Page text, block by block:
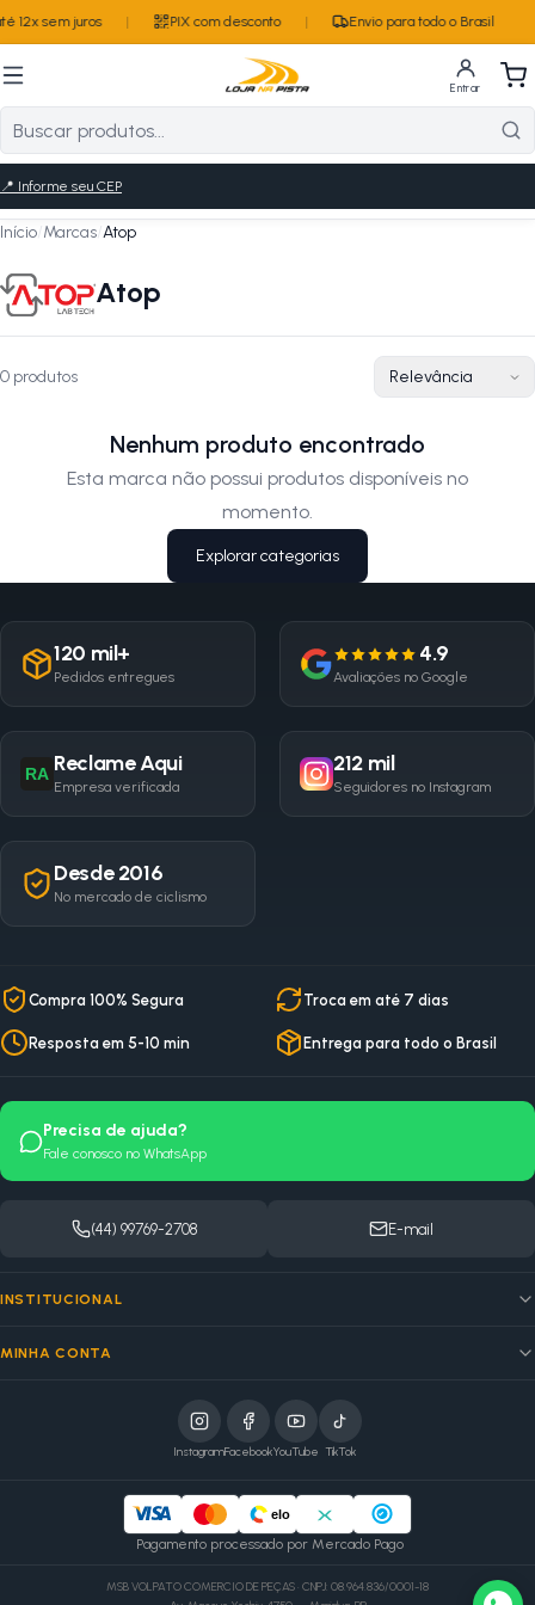
12x sem juros | PIX com desconto | Envio para todo o Brasil
Entrar
📍 Informe seu CEP
Início/Marcas/Atop
Atop
0 produtos
Nenhum produto encontrado
Esta marca não possui produtos disponíveis no
momento.
Explorar categorias
120 mil+
Pedidos entregues
4.9
Avaliações no Google
RA Reclame Aqui
Empresa verificada
212 mil
Seguidores no Instagram
Desde 2016
No mercado de ciclismo
Compra 100% Segura Troca em até 7 dias
Resposta em 5-10 min Entrega para todo o Brasil
Precisa de ajuda?
Fale conosco no WhatsApp
(44) 99769-2708 E-mail
INSTITUCIONAL
MINHA CONTA
InstagramFacebookYouTube TikTok
elo
Pagamento processado por Mercado Pago
MSB VOLPATO COMERCIO DE PEÇAS · CNPJ: 08.964.836/0001-18